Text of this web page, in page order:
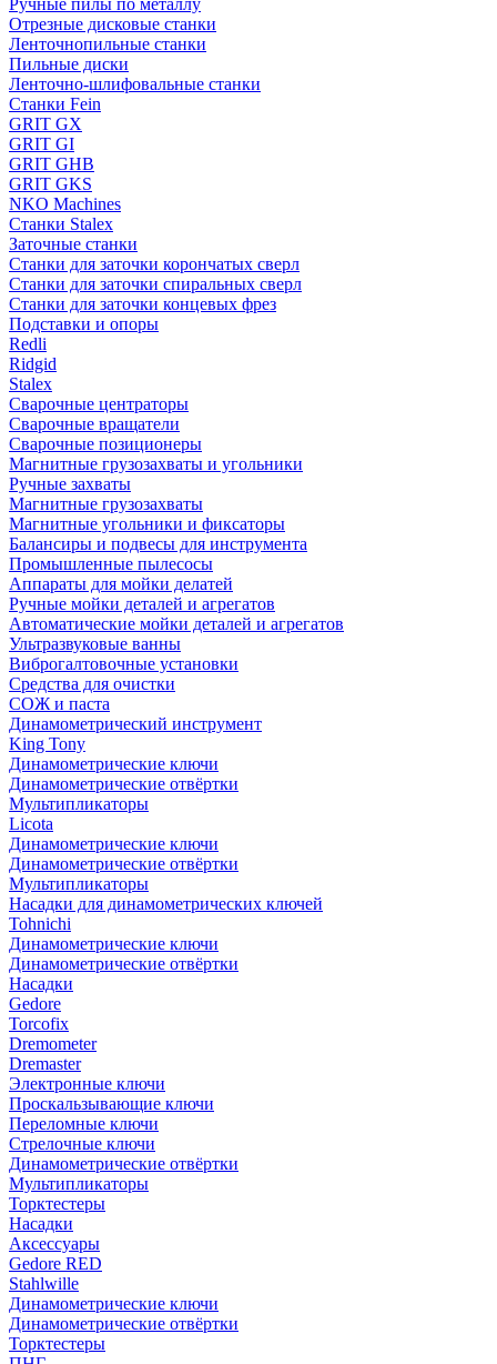
Ручные пилы по металлу
Отрезные дисковые станки
Ленточнопильные станки
Пильные диски
Ленточно-шлифовальные станки
Станки Fein
GRIT GX
GRIT GI
GRIT GHB
GRIT GKS
NKO Machines
Станки Stalex
Заточные станки
Станки для заточки корончатых сверл
Станки для заточки спиральных сверл
Станки для заточки концевых фрез
Подставки и опоры
Redli
Ridgid
Stalex
Сварочные центраторы
Сварочные вращатели
Сварочные позиционеры
Магнитные грузозахваты и угольники
Ручные захваты
Магнитные грузозахваты
Магнитные угольники и фиксаторы
Балансиры и подвесы для инструмента
Промышленные пылесосы
Аппараты для мойки делатей
Ручные мойки деталей и агрегатов
Автоматические мойки деталей и агрегатов
Ультразвуковые ванны
Виброгалтовочные установки
Средства для очистки
СОЖ и паста
Динамометрический инструмент
King Tony
Динамометрические ключи
Динамометрические отвёртки
Мультипликаторы
Licota
Динамометрические ключи
Динамометрические отвёртки
Мультипликаторы
Насадки для динамометрических ключей
Tohnichi
Динамометрические ключи
Динамометрические отвёртки
Насадки
Gedore
Torcofix
Dremometer
Dremaster
Электронные ключи
Проскальзывающие ключи
Переломные ключи
Стрелочные ключи
Динамометрические отвёртки
Мультипликаторы
Торктестеры
Насадки
Аксессуары
Gedore RED
Stahlwille
Динамометрические ключи
Динамометрические отвёртки
Торктестеры